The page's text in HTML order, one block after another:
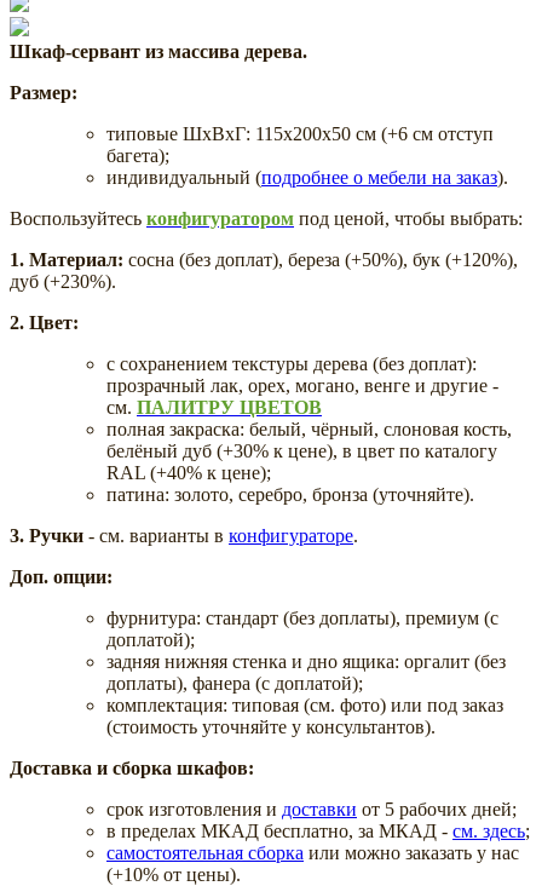
Шкаф-сервант из массива дерева.
Размер:
типовые ШхВхГ: 115х200х50 см (+6 см отступ
багета);
индивидуальный (подробнее о мебели на заказ).
Воспользуйтесь конфигуратором под ценой, чтобы выбрать:
1. Материал: сосна (без доплат), береза (+50%), бук (+120%),
дуб (+230%).
2. Цвет:
с сохранением текстуры дерева (без доплат):
прозрачный лак, орех, могано, венге и другие -
см. ПАЛИТРУ ЦВЕТОВ
полная закраска: белый, чёрный, слоновая кость,
белёный дуб (+30% к цене), в цвет по каталогу
RAL (+40% к цене);
патина: золото, серебро, бронза (уточняйте).
3. Ручки - см. варианты в конфигураторе.
Доп. опции:
фурнитура: стандарт (без доплаты), премиум (с
доплатой);
задняя нижняя стенка и дно ящика: оргалит (без
доплаты), фанера (с доплатой);
комплектация: типовая (см. фото) или под заказ
(стоимость уточняйте у консультантов).
Доставка и сборка шкафов:
срок изготовления и доставки от 5 рабочих дней;
в пределах МКАД бесплатно, за МКАД - см. здесь;
самостоятельная сборка или можно заказать у нас
(+10% от цены).